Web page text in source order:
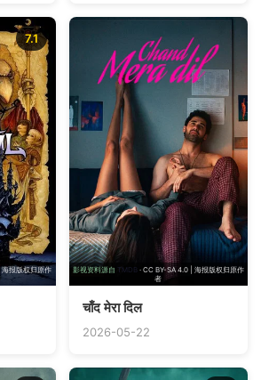
报版权归原作
7.1
影视资料源自 TMDB· CC BY-SA 4.0 | 海报版权归原作
者
चाँद मेरा दिल
2026-05-22